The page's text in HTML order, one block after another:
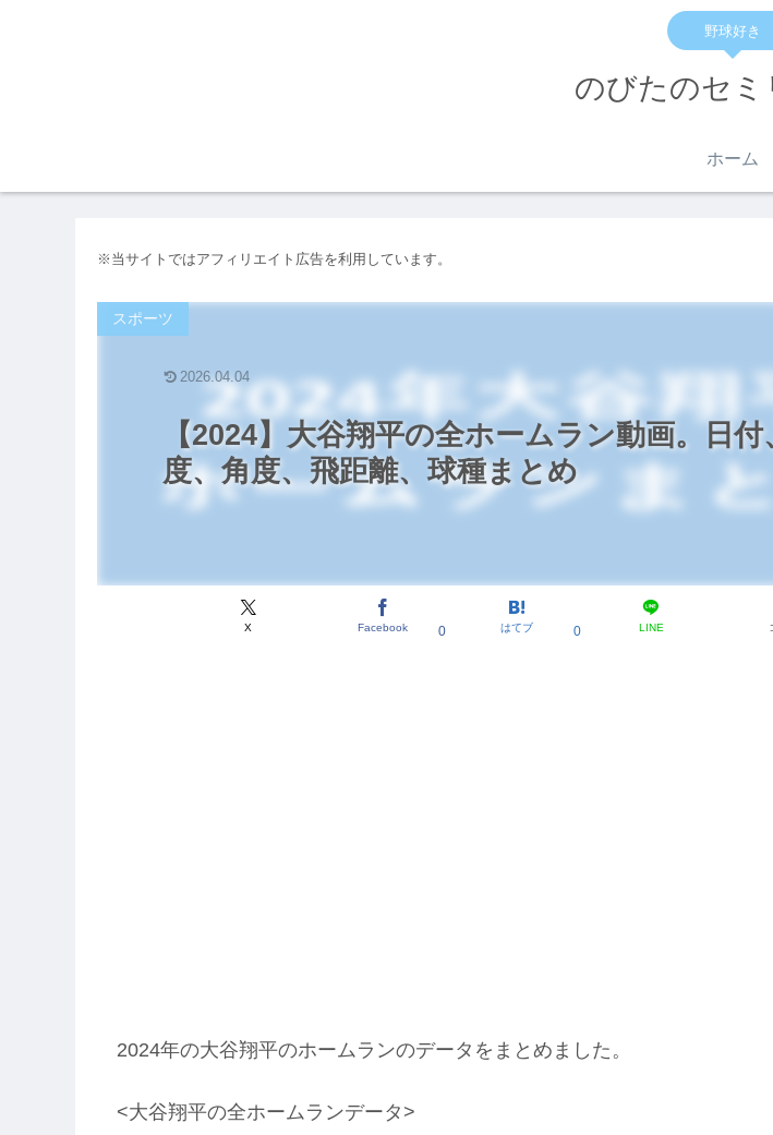
野球好き
のびたのセミ
ホーム
※当サイトではアフィリエイト広告を利用しています。
【2024】大谷翔平の全ホームラン動画。日
度、角度、飛距離、球種まとめ
スポーツ
X Facebook 0 はてブ 0 LINE
2026.04.04
2024年の大谷翔平のホームランのデータをまとめました。
<大谷翔平の全ホームランデータ>